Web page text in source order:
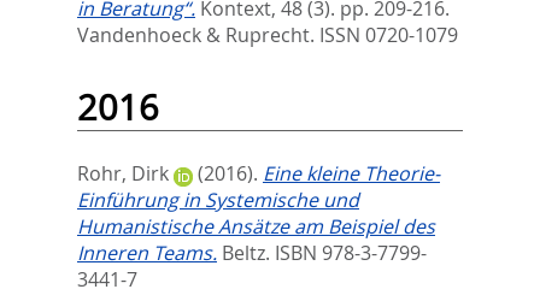
in Beratung“. Kontext, 48 (3). pp. 209-216.
Vandenhoeck & Ruprecht. ISSN 0720-1079
2016
Rohr, Dirk (2016). Eine kleine Theorie-
Einführung in Systemische und
Humanistische Ansätze am Beispiel des
Inneren Teams. Beltz. ISBN 978-3-7799-
3441-7